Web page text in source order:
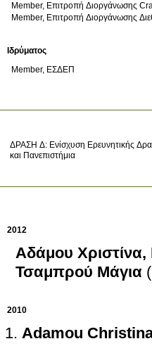
Member, Επιτροπή Διοργάνωσης
Member, Επιτροπή Διοργάνωσης
Ιδρύματος
Member, ΕΣΔΕΠ
ΔΡΑΣΗ Δ: Ενίσχυση Ερευνητικής
και Πανεπιστήμια
2012
Αδάμου Χριστίνα,
Τσαμπρού Μάγια
2010
Adamou